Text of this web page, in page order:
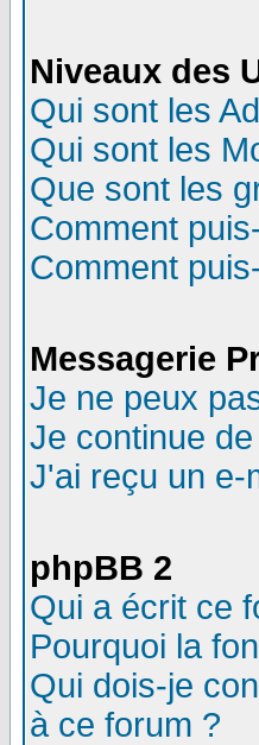
Niveaux des
Qui sont les
Qui sont les
Que sont les
Comment
Comment
Messagerie
Je ne peux
Je continue
J'ai reçu un e-
phpBB 2
Qui a écrit ce
Pourquoi la
Qui dois-je
à ce forum ?